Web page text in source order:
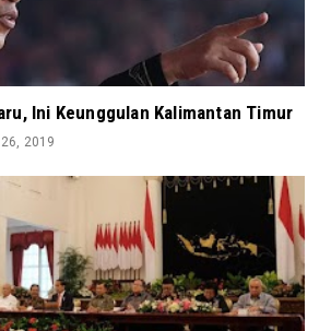
Ini Keunggulan Kalimantan Timur
2019